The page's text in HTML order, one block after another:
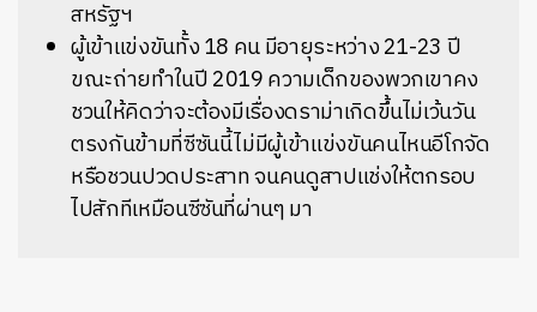
สหรัฐฯ
ผู้เข้าแข่งขันทั้ง 18 คน มีอายุระหว่าง 21-23 ปี
ขณะถ่ายทำในปี 2019 ความเด็กของพวกเขาคง
ชวนให้คิดว่าจะต้องมีเรื่องดราม่าเกิดขึ้นไม่เว้นวัน
ตรงกันข้ามที่ซีซันนี้ไม่มีผู้เข้าแข่งขันคนไหนอีโกจัด
หรือชวนปวดประสาท จนคนดูสาปแช่งให้ตกรอบ
ไปสักทีเหมือนซีซันที่ผ่านๆ มา